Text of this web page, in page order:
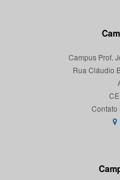
Campus Prof.
Rua Cláudio